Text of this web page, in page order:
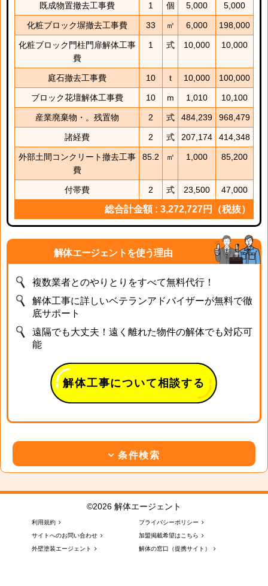
総合計金額 : 3,272,727円（税抜）
既成物置撤去工事費 1 個 5,000 5,000
化粧ブロック塀撤去工事費 33 ㎡ 6,000 198,000
化粧ブロック門柱門扉解体工事
費
1 式 10,000 10,000
庭石撤去工事費 10 t 10,000 100,000
ブロック花壇解体工事費 10 m 1,010 10,100
産業廃棄物・。残置物 2 式 484,239 968,479
諸経費 2 式 207,174 414,348
外部土間コンクリート撤去工事
費
85.2 ㎡ 1,000 85,200
付帯費 2 式 23,500 47,000
解体エージェントを使う理由
複数業者とのやりとりをすべて無料代行！
解体工事に詳しいベテランアドバイザーが無料で徹
底サポート
遠隔でも大丈夫！遠く離れた物件の解体でも対応可
能
解体工事について相談する
条件検索
©2026 解体エージェント
利用規約
プライバシーポリシー
サイトへのお問い合わせ
加盟掲載希望はこちら
外壁塗装エージェント
解体の窓口（提携サイト）